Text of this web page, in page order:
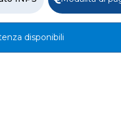
disponibili